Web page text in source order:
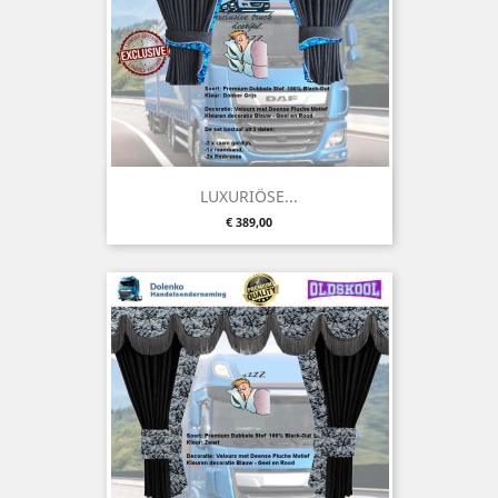
LUXURIÖSE...
Preis
€ 389,00